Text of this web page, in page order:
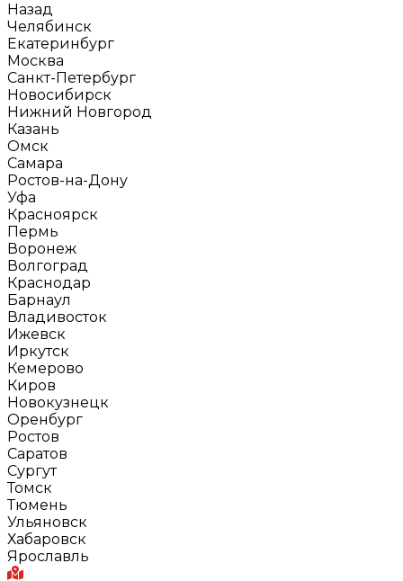
Назад
Челябинск
Екатеринбург
Москва
Санкт-Петербург
Новосибирск
Нижний Новгород
Казань
Омск
Самара
Ростов-на-Дону
Уфа
Красноярск
Пермь
Воронеж
Волгоград
Краснодар
Барнаул
Владивосток
Ижевск
Иркутск
Кемерово
Киров
Новокузнецк
Оренбург
Ростов
Саратов
Сургут
Томск
Тюмень
Ульяновск
Хабаровск
Ярославль